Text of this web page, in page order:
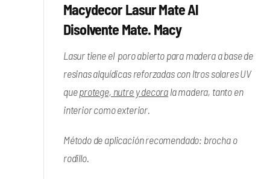
Macydecor Lasur Mate Al
Disolvente Mate. Macy
Lasur tiene el poro abierto para madera a base de
resinas alquídicas reforzadas con ltros solares UV
queprotege, nutre y decorala madera, tanto en
interior como exterior.
Método de aplicación recomendado: brocha o
rodillo.